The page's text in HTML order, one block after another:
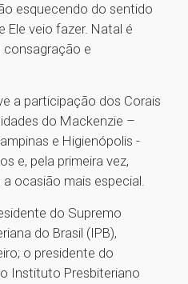
esquecendo do sentido
Ele veio fazer. Natal é
consagração e
a participação dos Corais
do Mackenzie –
e Higienópolis -
e, pela primeira vez,
ocasião mais especial.
do Supremo
do Brasil (IPB),
o presidente do
Instituto Presbiteriano